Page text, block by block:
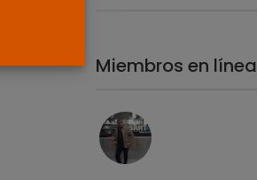
Miembros en línea